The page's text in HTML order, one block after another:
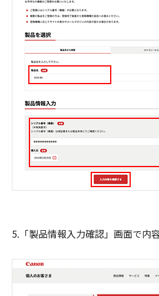
5.「製品情報入力確認」画面で内